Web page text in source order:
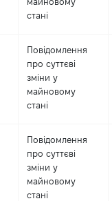
стані
Повідомлення
про суттєві
зміни y
майновому
стані
Повідомлення
про суттєві
зміни y
майновому
стані